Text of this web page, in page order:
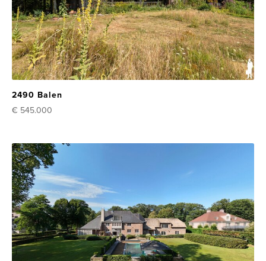
2490 Balen
€ 545.000